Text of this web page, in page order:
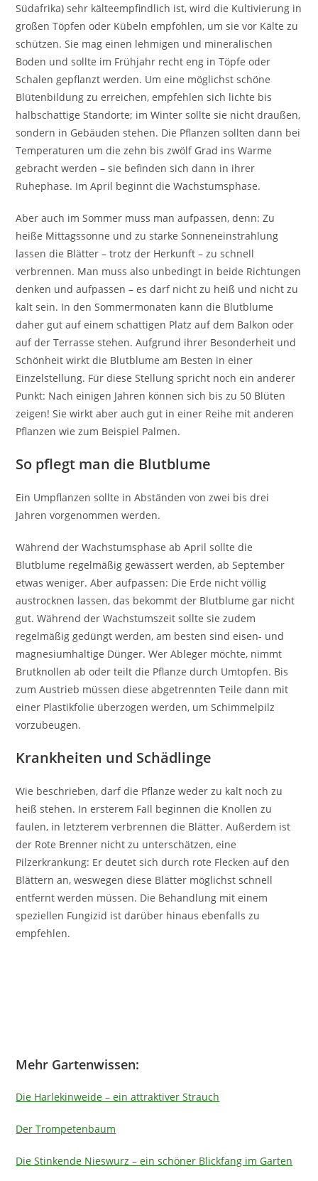
Südafrika) sehr kälteempfindlich ist, wird die Kultivierung in
großen Töpfen oder Kübeln empfohlen, um sie vor Kälte zu
schützen. Sie mag einen lehmigen und mineralischen
Boden und sollte im Frühjahr recht eng in Töpfe oder
Schalen gepflanzt werden. Um eine möglichst schöne
Blütenbildung zu erreichen, empfehlen sich lichte bis
halbschattige Standorte; im Winter sollte sie nicht draußen,
sondern in Gebäuden stehen. Die Pflanzen sollten dann bei
Temperaturen um die zehn bis zwölf Grad ins Warme
gebracht werden – sie befinden sich dann in ihrer
Ruhephase. Im April beginnt die Wachstumsphase.
Aber auch im Sommer muss man aufpassen, denn: Zu
heiße Mittagssonne und zu starke Sonneneinstrahlung
lassen die Blätter – trotz der Herkunft – zu schnell
verbrennen. Man muss also unbedingt in beide Richtungen
denken und aufpassen – es darf nicht zu heiß und nicht zu
kalt sein. In den Sommermonaten kann die Blutblume
daher gut auf einem schattigen Platz auf dem Balkon oder
auf der Terrasse stehen. Aufgrund ihrer Besonderheit und
Schönheit wirkt die Blutblume am Besten in einer
Einzelstellung. Für diese Stellung spricht noch ein anderer
Punkt: Nach einigen Jahren können sich bis zu 50 Blüten
zeigen! Sie wirkt aber auch gut in einer Reihe mit anderen
Pflanzen wie zum Beispiel Palmen.
So pflegt man die Blutblume
Ein Umpflanzen sollte in Abständen von zwei bis drei
Jahren vorgenommen werden.
Während der Wachstumsphase ab April sollte die
Blutblume regelmäßig gewässert werden, ab September
etwas weniger. Aber aufpassen: Die Erde nicht völlig
austrocknen lassen, das bekommt der Blutblume gar nicht
gut. Während der Wachstumszeit sollte sie zudem
regelmäßig gedüngt werden, am besten sind eisen- und
magnesiumhaltige Dünger. Wer Ableger möchte, nimmt
Brutknollen ab oder teilt die Pflanze durch Umtopfen. Bis
zum Austrieb müssen diese abgetrennten Teile dann mit
einer Plastikfolie überzogen werden, um Schimmelpilz
vorzubeugen.
Krankheiten und Schädlinge
Wie beschrieben, darf die Pflanze weder zu kalt noch zu
heiß stehen. In ersterem Fall beginnen die Knollen zu
faulen, in letzterem verbrennen die Blätter. Außerdem ist
der Rote Brenner nicht zu unterschätzen, eine
Pilzerkrankung: Er deutet sich durch rote Flecken auf den
Blättern an, weswegen diese Blätter möglichst schnell
entfernt werden müssen. Die Behandlung mit einem
speziellen Fungizid ist darüber hinaus ebenfalls zu
empfehlen.
Mehr Gartenwissen:
Die Harlekinweide – ein attraktiver Strauch
Der Trompetenbaum
Die Stinkende Nieswurz – ein schöner Blickfang im Garten